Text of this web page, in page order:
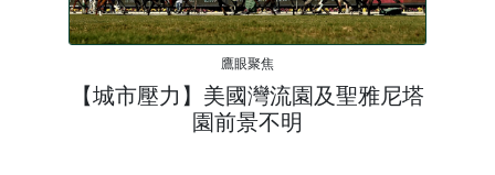
鷹眼聚焦
【城市壓力】美國灣流園及聖雅尼塔
園前景不明